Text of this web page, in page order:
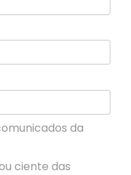
da
ciente das